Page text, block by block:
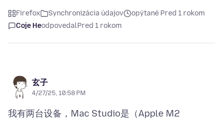
Firefox Synchronizácia údajov
opýtané Pred 1 rokom
Coje HeodpovedalPred 1 rokom
玄子
4/27/25, 10:58 PM
我有两台设备，Mac Studio是（Apple M2